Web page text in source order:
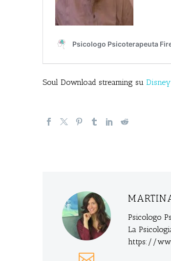
Soul Download streaming su
Psicologo
La
https://